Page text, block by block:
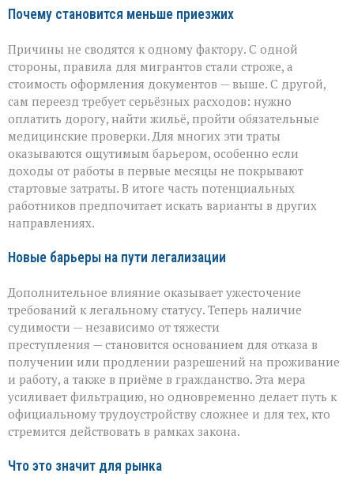
Почему становится меньше приезжих
Причины не сводятся к одному фактору. С одной
стороны, правила для мигрантов стали строже, а
стоимость оформления документов — выше. С другой,
сам переезд требует серьёзных расходов: нужно
оплатить дорогу, найти жильё, пройти обязательные
медицинские проверки. Для многих эти траты
оказываются ощутимым барьером, особенно если
доходы от работы в первые месяцы не покрывают
стартовые затраты. В итоге часть потенциальных
работников предпочитает искать варианты в других
направлениях.
Новые барьеры на пути легализации
Дополнительное влияние оказывает ужесточение
требований к легальному статусу. Теперь наличие
судимости — независимо от тяжести
преступления — становится основанием для отказа в
получении или продлении разрешений на проживание
и работу, а также в приёме в гражданство. Эта мера
усиливает фильтрацию, но одновременно делает путь к
официальному трудоустройству сложнее и для тех, кто
стремится действовать в рамках закона.
Что это значит для рынка